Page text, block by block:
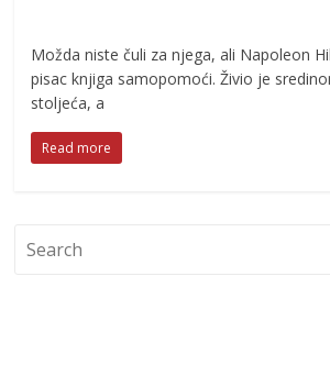
Možda niste čuli za njega, ali Napoleon
pisac knjiga samopomoći. Živio je
stoljeća, a
Read more